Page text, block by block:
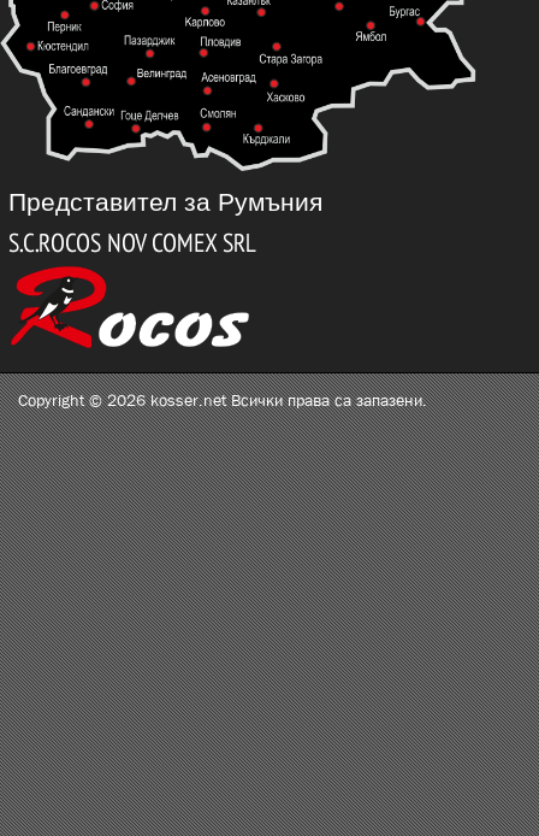
Представител за Румъния
Copyright © 2026 kosser.net Всички права са запазени.